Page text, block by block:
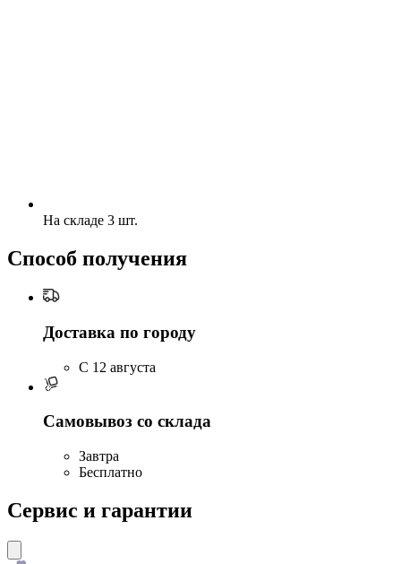
На складе 3 шт.
Способ получения
Доставка по городу
C 12 августа
Самовывоз со склада
Завтра
Бесплатно
Сервис и гарантии